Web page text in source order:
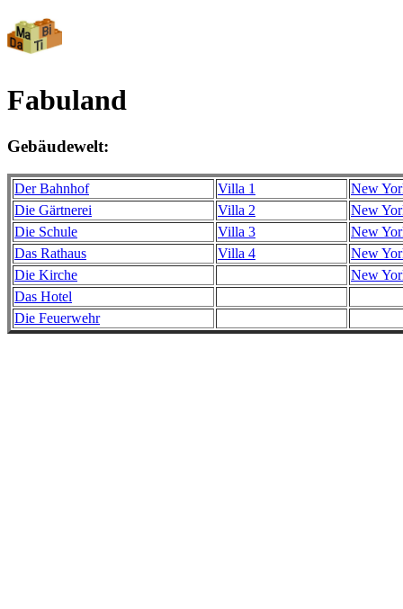
Fabuland
Gebäudewelt:
Der Bahnhof Villa 1
New
Die Gärtnerei
Villa 2
New
Die Schule
Villa 3
New
Das Rathaus
Villa 4
New
Die Kirche
New
Das Hotel
Die Feuerwehr